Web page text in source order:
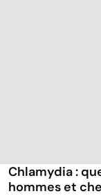
Chlamydia :
hommes et